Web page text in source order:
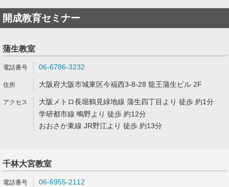
開成教育セミナー
蒲生教室
06-6786-3232
大阪府大阪市城東区今福西3-8-28 龍王蒲生ビル 2F
大阪メトロ長堀鶴見緑地線 蒲生四丁目より 徒歩 約1分
学研都市線 鴫野より 徒歩 約12分
おおさか東線 JR野江より 徒歩 約13分
千林大宮教室
06-6955-2112